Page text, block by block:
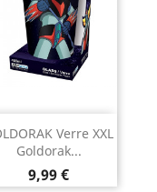
Verre XXL
Goldorak...
Prix
9,99 €